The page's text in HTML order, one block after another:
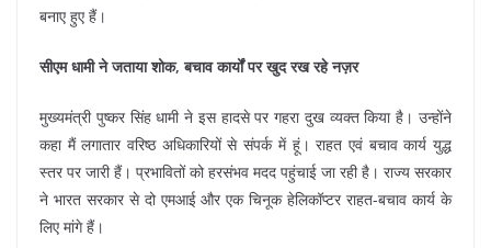
बनाए हुए हैं।
सीएम धामी ने जताया शोक, बचाव कार्यों पर खुद रख रहे नज़र
मुख्यमंत्री पुष्कर सिंह धामी ने इस हादसे पर गहरा दुख व्यक्त किया है। उन्होंने
कहा मैं लगातार वरिष्ठ अधिकारियों से संपर्क में हूं। राहत एवं बचाव कार्य युद्ध
स्तर पर जारी हैं। प्रभावितों को हरसंभव मदद पहुंचाई जा रही है। राज्य सरकार
ने भारत सरकार से दो एमआई और एक चिनूक हेलिकॉप्टर राहत-बचाव कार्य के
लिए मांगे हैं।